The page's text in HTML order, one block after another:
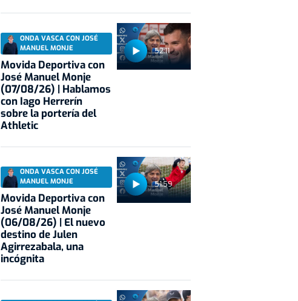
52:11
ONDA VASCA CON JOSÉ
MANUEL MONJE
Movida Deportiva con
José Manuel Monje
(07/08/26) | Hablamos
con Iago Herrerín
sobre la portería del
Athletic
51:59
ONDA VASCA CON JOSÉ
MANUEL MONJE
Movida Deportiva con
José Manuel Monje
(06/08/26) | El nuevo
destino de Julen
Agirrezabala, una
incógnita